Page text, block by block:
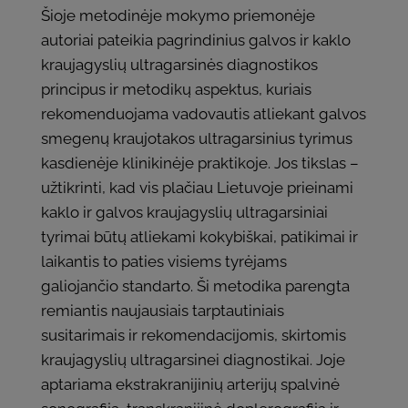
Šioje metodinėje mokymo priemonėje
autoriai pateikia pagrindinius galvos ir kaklo
kraujagyslių ultragarsinės diagnostikos
principus ir metodikų aspektus, kuriais
rekomenduojama vadovautis atliekant galvos
smegenų kraujotakos ultragarsinius tyrimus
kasdienėje klinikinėje praktikoje. Jos tikslas –
užtikrinti, kad vis plačiau Lietuvoje prieinami
kaklo ir galvos kraujagyslių ultragarsiniai
tyrimai būtų atliekami kokybiškai, patikimai ir
laikantis to paties visiems tyrėjams
galiojančio standarto. Ši metodika parengta
remiantis naujausiais tarptautiniais
susitarimais ir rekomendacijomis, skirtomis
kraujagyslių ultragarsinei diagnostikai. Joje
aptariama ekstrakranijinių arterijų spalvinė